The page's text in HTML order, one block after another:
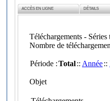
ACCÈS EN LIGNE DÉTAILS